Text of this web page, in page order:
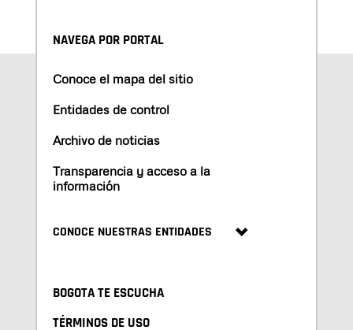
NAVEGA POR PORTAL
Conoce el mapa del sitio
Entidades de control
Archivo de noticias
Transparencia y acceso a la
información
CONOCE NUESTRAS ENTIDADES
BOGOTA TE ESCUCHA
TÉRMINOS DE USO